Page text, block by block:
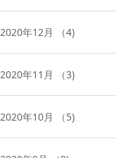
2020年12月 （4)
2020年11月 （3)
2020年10月 （5)